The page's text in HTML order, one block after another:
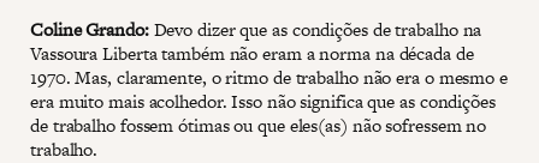
Coline Grando:Devo dizer que as condições de trabalho na
Vassoura Liberta também não eram a norma na década de
1970. Mas, claramente, o ritmo de trabalho não era o mesmo e
era muito mais acolhedor. Isso não significa que as condições
de trabalho fossem ótimas ou que eles(as) não sofressem no
trabalho.